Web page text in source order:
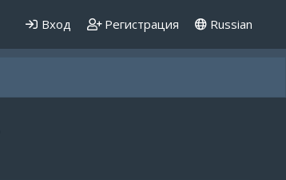
Вход Регистрация Russian